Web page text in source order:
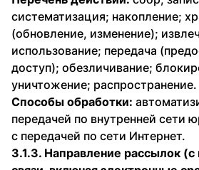
систематизация; накопление;
(обновление, изменение);
использование; передача
доступ); обезличивание;
уничтожение; распространение.
Способы обработки:
передачей по внутренней сети
с передачей по сети Интернет.
3.1.3. Направление рассылок